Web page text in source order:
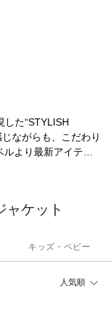
した“STYLISH
ながらも、こだわり
より最新アイテム
ャケット
キッズ・ベビー
人気順